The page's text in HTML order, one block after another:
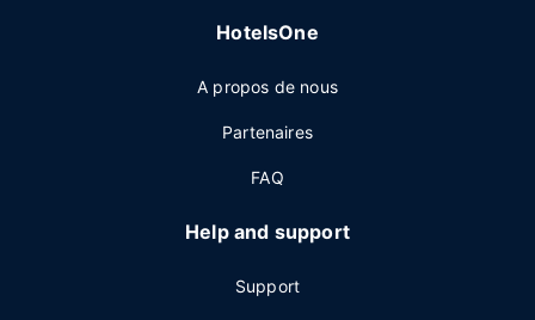
HotelsOne
A propos de nous
Partenaires
FAQ
Help and support
Support